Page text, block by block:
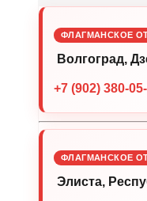
ФЛАГМАНСКОЕ
Волгоград,
+7 (902) 380-
ФЛАГМАНСКОЕ
Элиста,